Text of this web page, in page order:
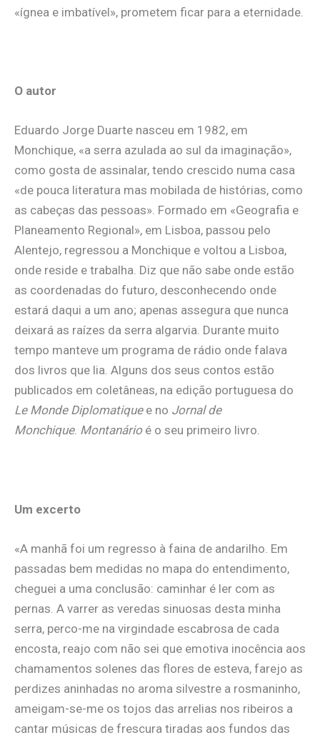
«ígnea e imbatível», prometem ficar para a eternidade.
O autor
Eduardo Jorge Duarte nasceu em 1982, em
Monchique, «a serra azulada ao sul da imaginação»,
como gosta de assinalar, tendo crescido numa casa
«de pouca literatura mas mobilada de histórias, como
as cabeças das pessoas». Formado em «Geografia e
Planeamento Regional», em Lisboa, passou pelo
Alentejo, regressou a Monchique e voltou a Lisboa,
onde reside e trabalha. Diz que não sabe onde estão
as coordenadas do futuro, desconhecendo onde
estará daqui a um ano; apenas assegura que nunca
deixará as raízes da serra algarvia. Durante muito
tempo manteve um programa de rádio onde falava
dos livros que lia. Alguns dos seus contos estão
publicados em coletâneas, na edição portuguesa do
Le Monde Diplomatiquee no Jornal de
Monchique. Montanárioé o seu primeiro livro.
Um excerto
«A manhã foi um regresso à faina de andarilho. Em
passadas bem medidas no mapa do entendimento,
cheguei a uma conclusão: caminhar é ler com as
pernas. A varrer as veredas sinuosas desta minha
serra, perco-me na virgindade escabrosa de cada
encosta, reajo com não sei que emotiva inocência aos
chamamentos solenes das flores de esteva, farejo as
perdizes aninhadas no aroma silvestre a rosmaninho,
ameigam-se-me os tojos das arrelias nos ribeiros a
cantar músicas de frescura tiradas aos fundos das